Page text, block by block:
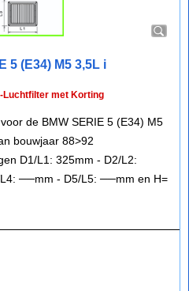
5 (E34) M5 3,5L i
Luchtfilter met Korting
de BMW SERIE 5 (E34) M5
bouwjaar 88>92
D1/L1: 325mm - D2/L2:
──mm - D5/L5: ──mm en H=